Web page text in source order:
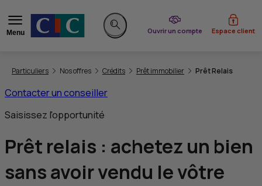
Menu
Rechercher sur le site
Ouvrir un compte
du CIC Espace client
Particuliers Nos offres Crédits Prêt immobilier Prêt Relais
Contacter un conseiller
Saisissez l'opportunité
Prêt relais : achetez un bien
sans avoir vendu le vôtre